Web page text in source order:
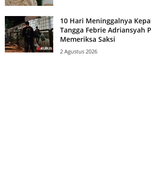
10 Hari Meninggalnya
Tangga Febrie Adriansyah
Memeriksa Saksi
2 Agustus 2026